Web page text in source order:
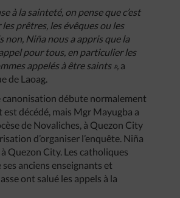
à la sainteté, on pense que c’est
prêtres, les évêques ou les
non, Niña nous a appris que la
pour tous, en particulier les
appelés à être saints », a
de Laoag.
canonisation débute normalement
est décédé, mais Mgr Mayugba a
de Novaliches, à Quezon City
d’organiser l’enquête. Niña
Quezon City. Les catholiques
anciens enseignants et
ont salué les appels à la